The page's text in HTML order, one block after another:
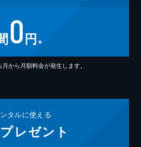
0円 ※
から月額料金が発生します。
タルに使える
プレゼント